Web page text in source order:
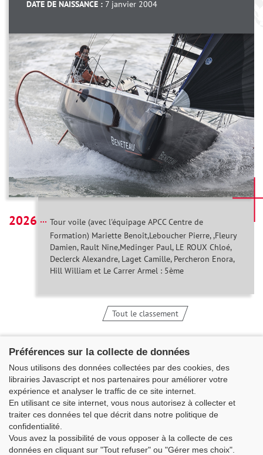
DATE DE NAISSANCE : 7 janvier 2004
2026
Tour voile (avec l'équipage APCC Centre de
Formation) Mariette Benoît,Leboucher Pierre, ,Fleury
Damien, Rault Nine,Medinger Paul, LE ROUX Chloé,
Declerck Alexandre, Laget Camille, Percheron Enora,
Hill William et Le Carrer Armel : 5ème
Tout le classement
Classe Figaro Beneteau - Maison des skippers - N°1 Terre-Plein du
Préférences sur la collecte de données
Nous utilisons des données collectées par des cookies, des
librairies Javascript et nos partenaires pour améliorer votre
expérience et analyser le traffic de ce site internet.
En utilisant ce site internet, vous nous autorisez à collecter et
traiter ces données tel que décrit dans notre politique de
confidentialité.
Vous avez la possibilité de vous opposer à la collecte de ces
données en cliquant sur "Tout refuser" ou "Gérer mes choix".